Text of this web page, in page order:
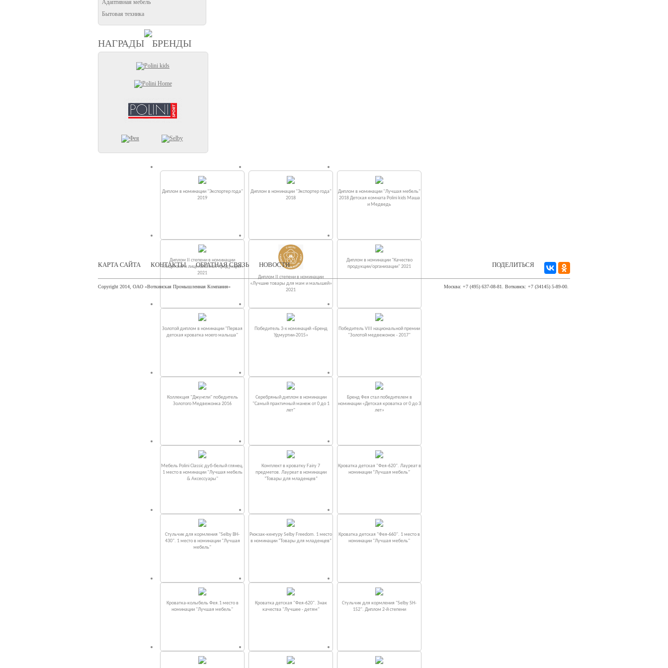
Адаптивная мебель
Бытовая техника
НАГРАДЫ БРЕНДЫ
Диплом в номинации "Экспортер года"
2019
Диплом в номинации "Экспортер года"
2018
Диплом в номинации "Лучшая мебель"
2018 Детская комната Polini kids Маша
и Медведь
Диплом II степени в номинации
«Лицензия и лицензионная продукция»
2021
Диплом II степени в номинации
«Лучшие товары для мам и малышей»
2021
Диплом в номинации "Качество
продукции/организации" 2021
Золотой диплом в номинации "Первая
детская кроватка моего малыша"
Победитель 3-х номинаций «Бренд
Удмуртии-2015»
Победитель VIII национальной премии
"Золотой медвежонок - 2017"
Коллекция "Джунгли" победитель
Золотого Медвежонка 2016
Серебряный диплом в номинации
"Самый практичный манеж от 0 до 1
лет"
Бренд Фея стал победителем в
номинации «Детская кроватка от 0 до 3
лет»
Мебель Polini Classic дуб-белый глянец.
1 место в номинации "Лучшая мебель
& Аксессуары"
Комплект в кроватку Fаiry 7
предметов. Лауреат в номинации
“Товары для младенцев”
Кроватка детская "Фея-620". Лауреат в
номинации “Лучшая мебель”
Стульчик для кормления "Selby BH-
430". 1 место в номинации "Лучшая
мебель"
Рюкзак-кенгуру Selby Freedom. 1 место
в номинации “Товары для младенцев”
Кроватка детская "Фея-660". 1 место в
номинации "Лучшая мебель"
Кроватка-колыбель Фея.1 место в
номинации "Лучшая мебель"
Кроватка детская "Фея-620". Знак
качества "Лучшее - детям"
Стульчик для кормления "Selby SH-
152". Диплом 2-й степени
КАРТА САЙТА КОНТАКТЫ ОБРАТНАЯ СВЯЗЬ НОВОСТИ ПОДЕЛИТЬСЯ
Copyright 2014, ОАО «Воткинская Промышленная Компания» Москва: +7 (495) 637-08-81. Воткинск: +7 (34145) 5-89-00.